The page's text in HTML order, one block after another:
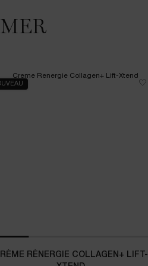
RÉNERGIE COLLAGEN+ LIFT-